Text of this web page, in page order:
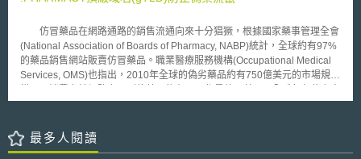
施，原則上只要滿足其一即可。對於個別支付金額超過600歐元的消費者，
施。 1.專用存款帳戶： 消費者的資金不得與其他資金混同，支付機構
一旦收取代收轉付資金即須將之存入獨立的帳戶，或者是投資於由會員國指
定的低風險、流動性佳的資產。 2.破產隔離： 應依照會員國的國內
法，基於消費者的利益做好破產隔離工作，排除支付機構的其他債權人對代
照第19條規定，會員國應要求支付機構妥善保存交易資料，保存義務期限至
少五年。 (五)洗錢防制義務： 依照第5條規定，支付機構在申請核准
仿冒藥品在網路通路的銷售流通向來十分猖獗，根據國家藥事管理全會
(National Association of Boards of Pharmacy, NABP)統計，全球約有97%
的藥品銷售網站販賣仿冒藥品。職業醫療服務機構(Occupational Medical
Services, OMS)也指出，2010年全球的偽劣藥品約有750億美元的市場規
七十萬人命的肺結核和瘧疾，其中約二十萬人的死亡主因並非疾病，而是服
並通過審核，成為新創立的.PHARMACY頂級域名(gTLD)的註冊資料庫管理
者(Registry Operator)，負責.PHARMACY頂級域名的網域名稱資料管
最多人閱讀